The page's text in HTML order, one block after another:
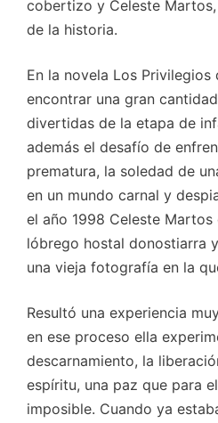
cobertizo y Celeste
de la historia.
En la novela Los
encontrar una gran
divertidas de la etapa de
además el desafío de
prematura, la soledad de
en un mundo carnal y
el año 1998 Celeste
lóbrego hostal donostiarra
una vieja fotografía en la
Resultó una experiencia
en ese proceso ella
descarnamiento, la
espíritu, una paz que para
imposible. Cuando ya